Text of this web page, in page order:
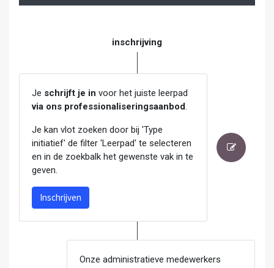
inschrijving
Je schrijft je in voor het juiste leerpad
via ons professionaliseringsaanbod
Je kan vlot zoeken door bij 'Type
initiatief' de filter 'Leerpad' te selecteren
en in de zoekbalk het gewenste vak in te
geven.
Inschrijven
Onze administratieve medewerkers